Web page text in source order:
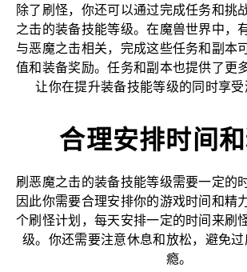
除了刷怪，你还可以通过完成任务和挑
之击的装备技能等级。在魔兽世界中，
与恶魔之击相关，完成这些任务和副本
值和装备奖励。任务和副本也提供了更
让你在提升装备技能等级的同时享受
合理安排时间
刷恶魔之击的装备技能等级需要一定的
因此你需要合理安排你的游戏时间和精
个刷怪计划，每天安排一定的时间来刷
级。你还需要注意休息和放松，避免
瘾。